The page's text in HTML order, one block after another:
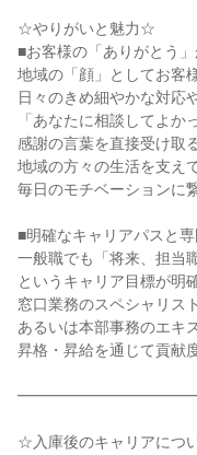
☆やりがいと魅力☆
■お客様の「ありがとう」
地域の「顔」としてお客
日々のきめ細やかな対応
「あなたに相談してよか
感謝の言葉を直接受け取
地域の方々の生活を支え
毎日のモチベーションに
■明確なキャリアパスと
一般職でも「将来、担当
というキャリア目標が明
窓口業務のスペシャリスト
あるいは本部事務のエキ
昇格・昇給を通じて貢献
☆入庫後のキャリアにつ